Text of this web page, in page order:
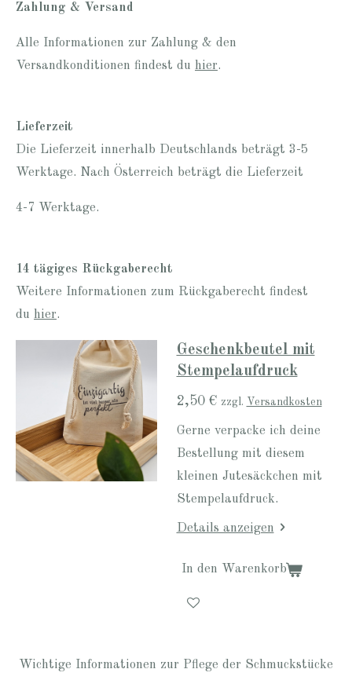
Zahlung & Versand
Alle Informationen zur Zahlung & den
Versandkonditionen findest du hier.
Lieferzeit
Die Lieferzeit innerhalb Deutschlands beträgt 3-5
Werktage. Nach Österreich beträgt die Lieferzeit
4-7 Werktage.
14 tägiges Rückgaberecht
Weitere Informationen zum Rückgaberecht findest
du hier.
Geschenkbeutel mit
Stempelaufdruck
2,50 € zzgl. Versandkosten
Gerne verpacke ich deine
Bestellung mit diesem
kleinen Jutesäckchen mit
Stempelaufdruck.
Details anzeigen
In den Warenkorb
Wichtige Informationen zur Pflege der Schmuckstücke